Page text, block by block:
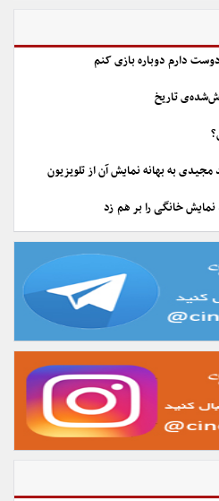
دارم دوباره بازی کنم
تاریخ
مجیدی به بهانه نمایش آن از تلویزیون
خانگی را بر هم زد